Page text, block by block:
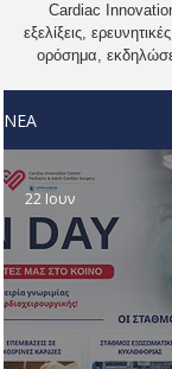
Cardiac
εξελίξεις,
ορόσημα,
ΝΕΑ
22 Ιουν